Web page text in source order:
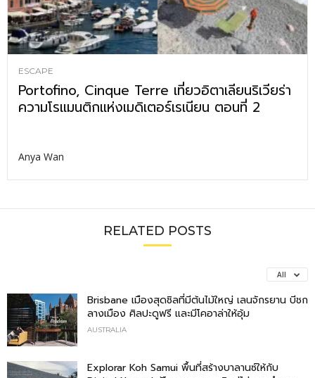
ESCAPE
Portofino, Cinque Terre เที่ยวอิตาเลียนริเวียร่า
ความโรแมนติกแห่งเมดิเตอร์เรเนียน ตอนที่ 2
Anya Wan
RELATED POSTS
All
Brisbane เมืองสุดชิลที่มีต้นไม้ใหญ่ เลนจักรยาน บีชก
ลางเมือง ศิลปะดูฟรี และมีโคอาล่าให้อุ้ม
AUSTRALIA
Explorar Koh Samui พื้นที่สร้างบาลานซ์ให้กับ